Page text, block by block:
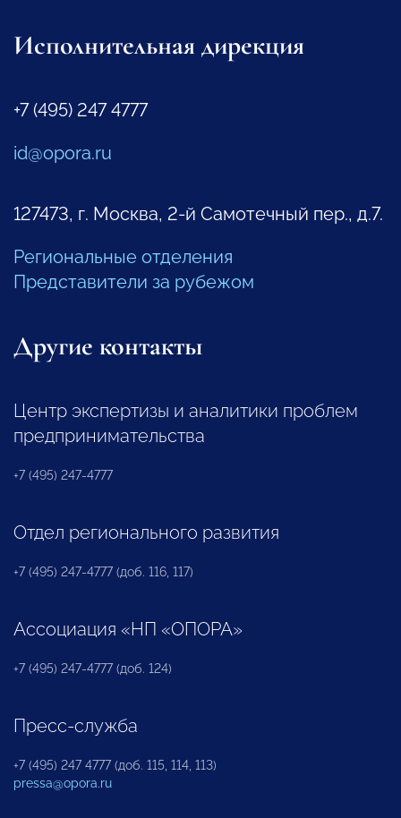
Исполнительная дирекция
+7 (495) 247 4777
id@opora.ru
127473, г. Москва, 2-й Самотечный пер., д.7.
Региональные отделения
Представители за рубежом
Другие контакты
Центр экспертизы и аналитики проблем
предпринимательства
+7 (495) 247-4777
Отдел регионального развития
+7 (495) 247-4777 (доб. 116, 117)
Ассоциация «НП «ОПОРА»
+7 (495) 247-4777 (доб. 124)
Пресс-служба
+7 (495) 247 4777 (доб. 115, 114, 113)
pressa@opora.ru